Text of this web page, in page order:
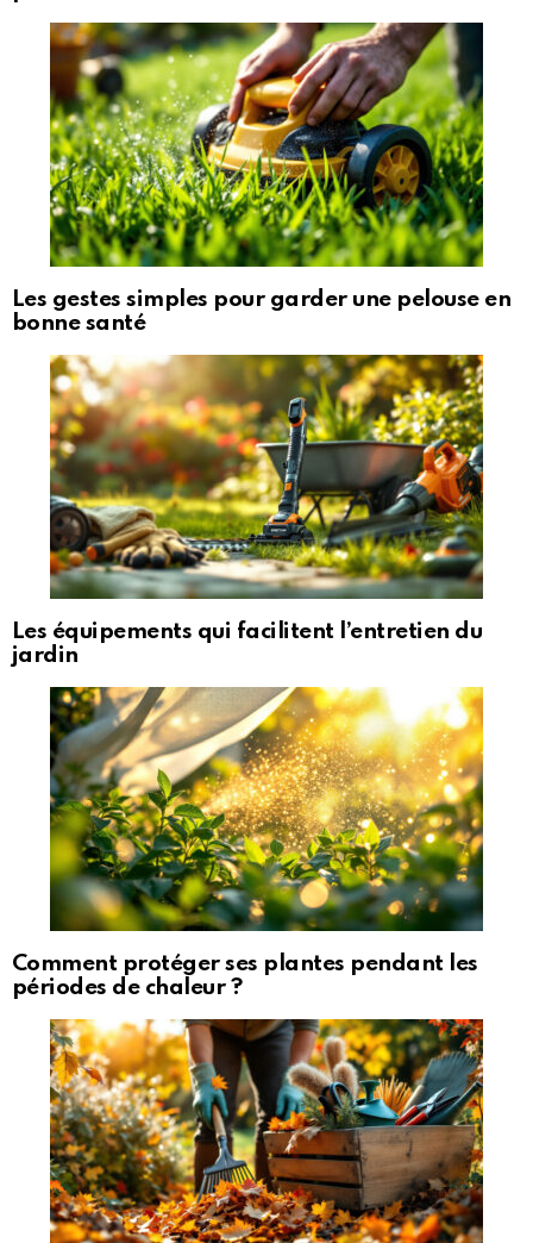
Les gestes simples pour garder une pelouse en
bonne santé
Les équipements qui facilitent l’entretien du
jardin
Comment protéger ses plantes pendant les
périodes de chaleur ?